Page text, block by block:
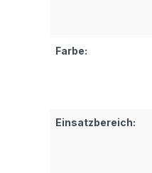
Farbe:
Einsatzbereich: